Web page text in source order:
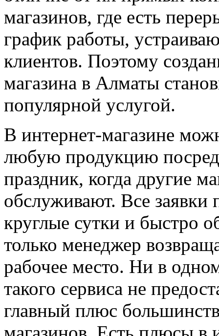
магазинов, где есть
график работы,
клиентов. Поэтому
магазина в Алматы
популярной услугой.
В интернет-магазине
любую продукцию
праздник, когда другие
обслуживают. Все заявки
круглые сутки и быстро
только менеджер
рабочее место. Ни в
такого сервиса не
главный плюс